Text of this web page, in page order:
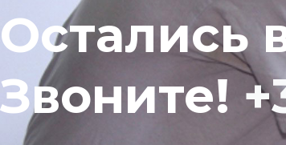
Остались
Звоните!